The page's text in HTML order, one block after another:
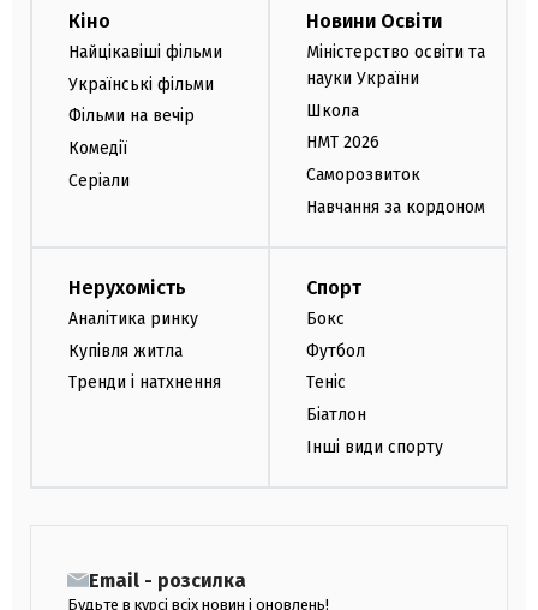
Кіно
Найцікавіші фільми
Українські фільми
Фільми на вечір
Комедії
Серіали
Новини Освіти
Міністерство освіти та
науки України
Школа
НМТ 2026
Саморозвиток
Навчання за кордоном
Нерухомість
Аналітика ринку
Купівля житла
Тренди і натхнення
Спорт
Бокс
Футбол
Теніс
Біатлон
Інші види спорту
Email - розсилка
Будьте в курсі всіх новин і оновлень!